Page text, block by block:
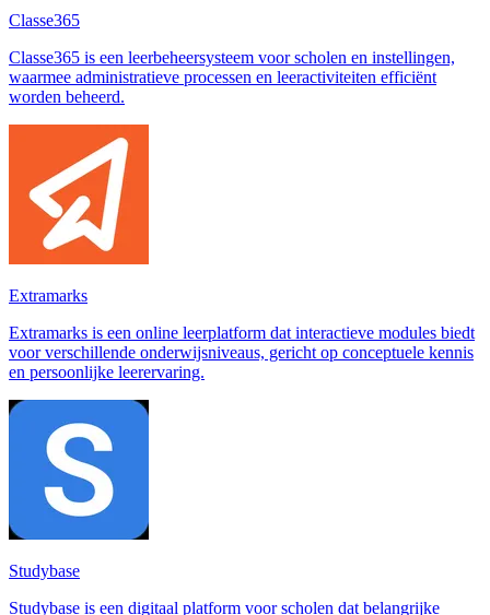
Classe365
Classe365 is een leerbeheersysteem voor scholen en instellingen,
waarmee administratieve processen en leeractiviteiten efficiënt
worden beheerd.
Extramarks
Extramarks is een online leerplatform dat interactieve modules biedt
voor verschillende onderwijsniveaus, gericht op conceptuele kennis
en persoonlijke leerervaring.
Studybase
Studybase is een digitaal platform voor scholen dat belangrijke